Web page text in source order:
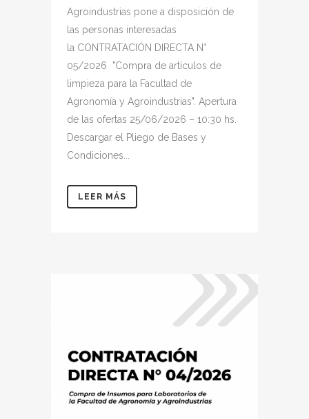
Agroindustrias pone a disposición de
las personas interesadas
la CONTRATACIÓN DIRECTA N°
05/2026 "Compra de artículos de
limpieza para la Facultad de
Agronomía y Agroindustrias". Apertura
de las ofertas 25/06/2026 – 10:30 hs.
Descargar el Pliego de Bases y
Condiciones...
LEER MÁS